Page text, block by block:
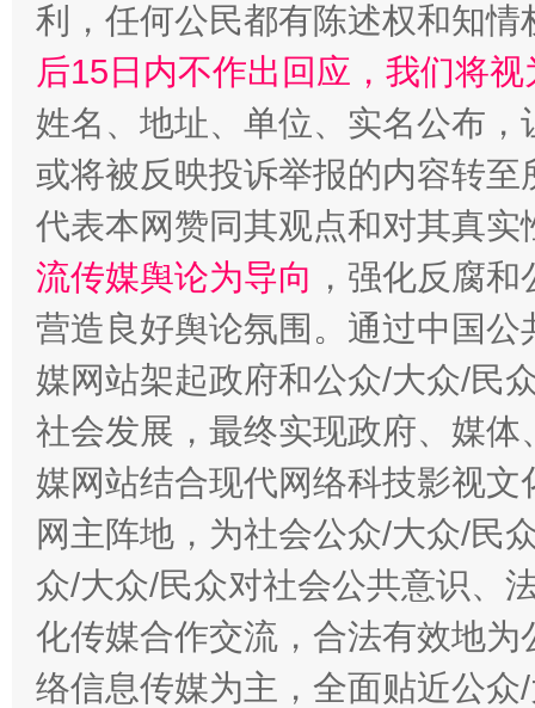
这是一记警钟！ 谢
在谋一域中谋全局
今
利，任何公民都有陈述权和知情
后15日内不作出回应，我们将
姓名、地址、单位、实名公布
或将被反映投诉举报的内容转
代表本网赞同其观点和对其真实
流传媒舆论为导向 ，强化反腐
营造良好舆论氛围。通过中国
媒网站架起政府和公众/大众/民
社会发展，最终实现政府、媒
媒网站结合现代网络科技影视
网主阵地，为社会公众/大众/民
众/大众/民众对社会公共意识、
化传媒合作交流，合法有效地
络信息传媒为主，全面贴近公